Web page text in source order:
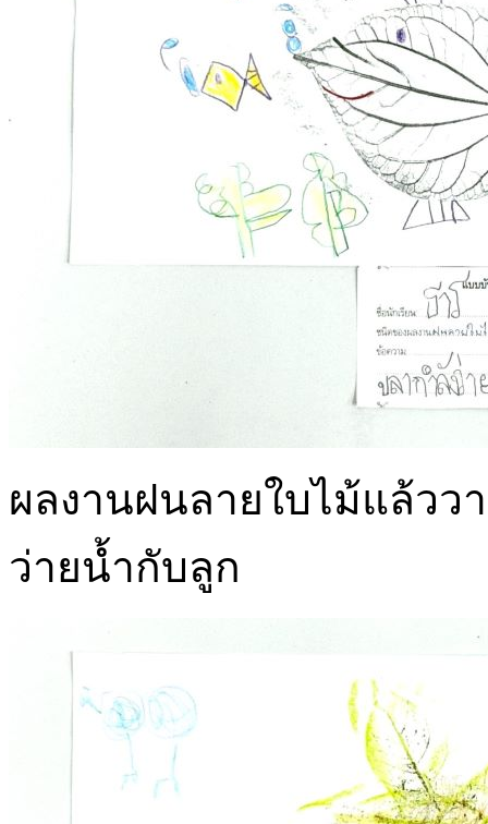
ผลงานฝนลายใบไม้แล้วว
ว่ายน้ำกับลูก